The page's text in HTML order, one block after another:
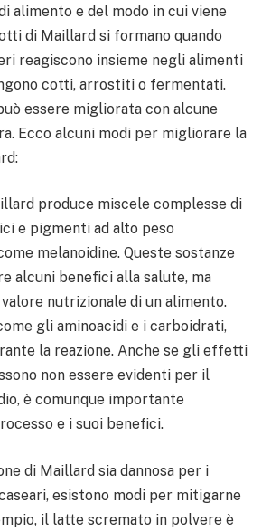
alimento e del modo in cui viene
di Maillard si formano quando
reagiscono insieme negli alimenti
cotti, arrostiti o fermentati.
essere migliorata con alcune
Ecco alcuni modi per migliorare la
produce miscele complesse di
e pigmenti ad alto peso
melanoidine. Queste sostanze
alcuni benefici alla salute, ma
nutrizionale di un alimento.
gli aminoacidi e i carboidrati,
la reazione. Anche se gli effetti
non essere evidenti per il
è comunque importante
e i suoi benefici.
di Maillard sia dannosa per i
esistono modi per mitigarne
il latte scremato in polvere è